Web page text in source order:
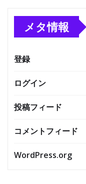
メタ情報
登録
ログイン
投稿フィード
コメントフィード
WordPress.org